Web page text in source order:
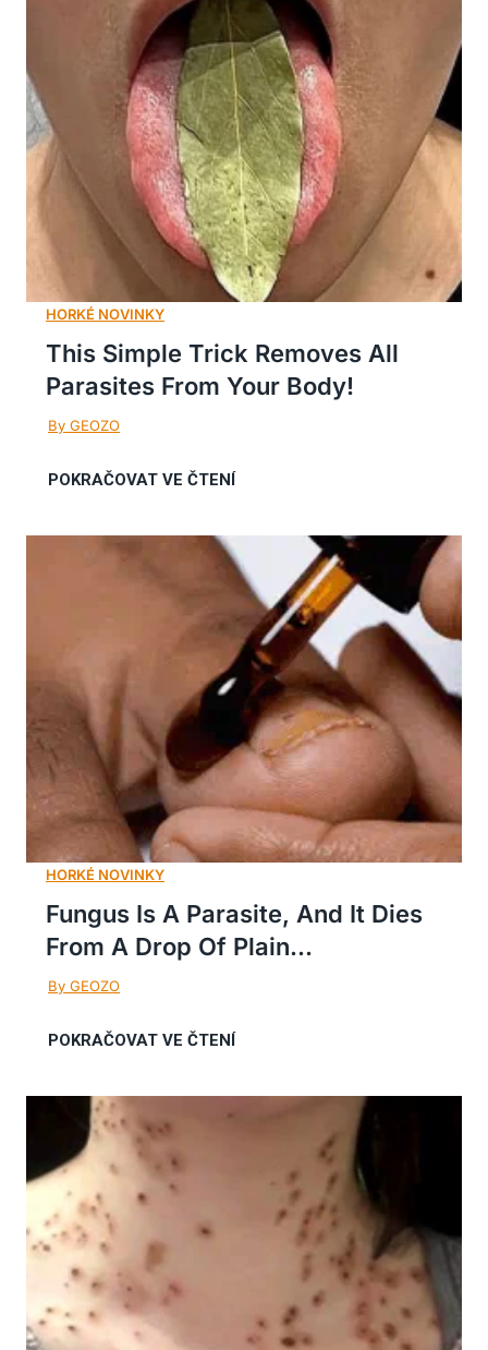
This Simple Trick Removes All
Parasites From Your Body!
Fungus Is A Parasite, And It Dies
From A Drop Of Plain...